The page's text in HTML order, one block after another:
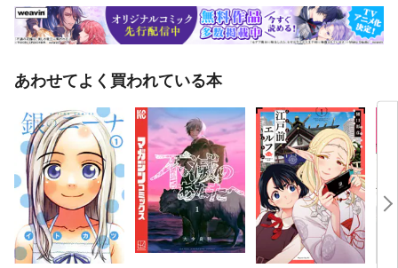
あわせてよく買われている本